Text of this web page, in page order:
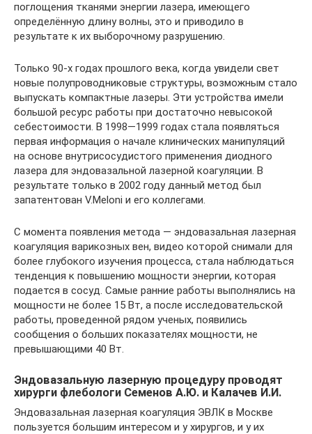
поглощения тканями энергии лазера, имеющего
определённую длину волны, это и приводило в
результате к их выборочному разрушению.
Только 90-х годах прошлого века, когда увидели свет
новые полупроводниковые структуры, возможным стало
выпускать компактные лазеры. Эти устройства имели
большой ресурс работы при достаточно невысокой
себестоимости. В 1998—1999 годах стала появляться
первая информация о начале клинических манипуляций
на основе внутрисосудистого применения диодного
лазера для эндовазальной лазерной коагуляции. В
результате только в 2002 году данный метод был
запатентован V.Meloni и его коллегами.
С момента появления метода — эндовазальная лазерная
коагуляция варикозных вен, видео которой снимали для
более глубокого изучения процесса, стала наблюдаться
тенденция к повышению мощности энергии, которая
подается в сосуд. Самые ранние работы выполнялись на
мощности не более 15 Вт, а после исследовательской
работы, проведенной рядом ученых, появились
сообщения о больших показателях мощности, не
превышающими 40 Вт.
Эндовазальную лазерную процедуру проводят
хирурги флебологи Семенов А.Ю. и Калачев И.И.
Эндовазальная лазерная коагуляция ЭВЛК в Москве
пользуется большим интересом и у хирургов, и у их